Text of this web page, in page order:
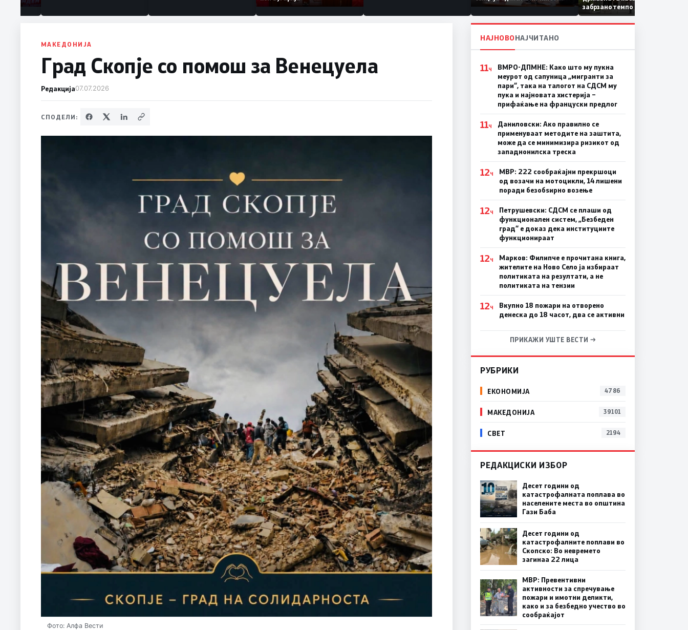
Коридор 8, Македонија
станува раскрсница на
Балканот
забрзано темпо
МАКЕДОНИЈА
Град Скопје со помош за Венецуела
Редакција07.07.2026
СПОДЕЛИ:
Фото: Алфа Вести
НАЈНОВОНАЈЧИТАНО
11Ч
ВМРО-ДПМНЕ: Како што му пукна
меурот од сапуница „мигранти за
пари“, така на талогот на СДСМ му
пука и најновата хистерија –
прифаќање на француски предлог
11Ч
Даниловски: Ако правилно се
применуваат методите на заштита,
може да се минимизира ризикот од
западнонилска треска
12Ч
МВР: 222 сообраќајни прекршоци
од возачи на мотоцикли, 14 лишени
поради безобѕирно возење
12Ч
Петрушевски: СДСМ се плаши од
функционален систем, „Безбеден
град“ е доказ дека институциите
функционираат
12Ч
Марков: Филипче е прочитана книга,
жителите на Ново Село ја избираат
политиката на резултати, а не
политиката на тензии
12Ч
Вкупно 18 пожари на отворено
денеска до 18 часот, два се активни
ПРИКАЖИ УШТЕ ВЕСТИ →
РУБРИКИ
ЕКОНОМИЈА 4786
МАКЕДОНИЈА 39101
СВЕТ 2194
РЕДАКЦИСКИ ИЗБОР
Десет години од
катастрофалната поплава во
населените места во општина
Гази Баба
Десет години од
катастрофалните поплави во
Скопско: Во невремето
загинаа 22 лица
МВР: Превентивни
активности за спречување
пожари и имотни деликти,
како и за безбедно учество во
сообраќајот